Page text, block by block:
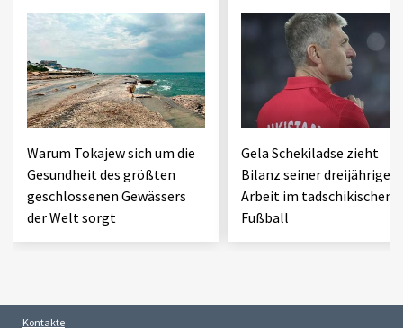
Warum Tokajew sich um die
Gesundheit des größten
geschlossenen Gewässers
der Welt sorgt
Gela Schekiladse zieht
Bilanz seiner dreijährigen
Arbeit im tadschikischen
Fußball
Kontakte